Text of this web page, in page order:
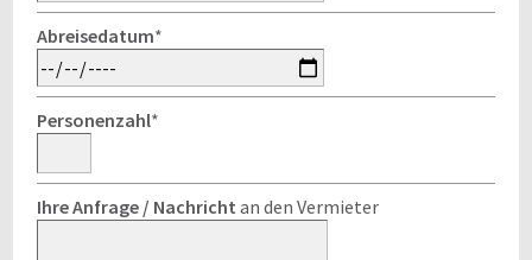
Abreisedatum*
Personenzahl*
Ihre Anfrage / Nachricht an den Vermieter